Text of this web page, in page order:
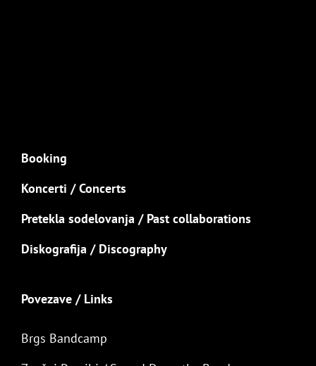
Booking
Koncerti / Concerts
Pretekla sodelovanja / Past collaborations
Diskografija / Discography
Povezave / Links
Brgs Bandcamp